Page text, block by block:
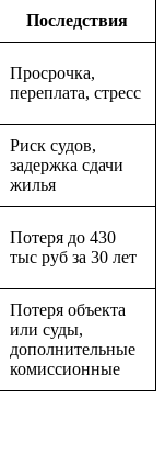
Последствия
Просрочка,
переплата, стресс
Риск судов,
задержка сдачи
жилья
Потеря до 430
тыс руб за 30 лет
Потеря объекта
или суды,
дополнительные
комиссионные